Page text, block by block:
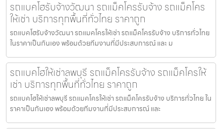
รถแบคโฮรับจ้างวัฒนา รถแม็คโครรับจ้าง รถแม็คโคร
ให้เช่า บริการทุกพื้นที่ทั่วไทย ราคาถูก
รถแบคโฮรับจ้างวัฒนา รถแมคโครให้เช่า รถแม็คโครรับจ้าง บริการทั่วไทย
ในราคาเป็นกันเอง พร้อมด้วยทีมงานที่มีประสบการณ์ และ ม
รถแบคโฮให้เช่าลพบุรี รถแม็คโครรับจ้าง รถแม็คโครให้
เช่า บริการทุกพื้นที่ทั่วไทย ราคาถูก
รถแบคโฮให้เช่าลพบุรี รถแมคโครให้เช่า รถแม็คโครรับจ้าง บริการทั่วไทย ใน
ราคาเป็นกันเอง พร้อมด้วยทีมงานที่มีประสบการณ์ และ